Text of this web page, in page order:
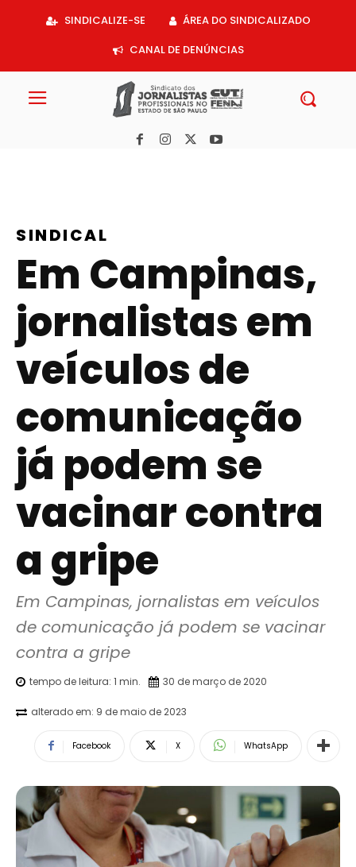
SINDICALIZE-SE
ÁREA DO SINDICALIZADO
CANAL DE DENÚNCIAS
SINDICAL
Em Campinas,
jornalistas em
veículos de
comunicação
já podem se
vacinar contra
a gripe
Em Campinas, jornalistas em veículos
de comunicação já podem se vacinar
contra a gripe
tempo de leitura: 1 min. 30 de março de 2020
alterado em: 9 de maio de 2023
Facebook X WhatsApp